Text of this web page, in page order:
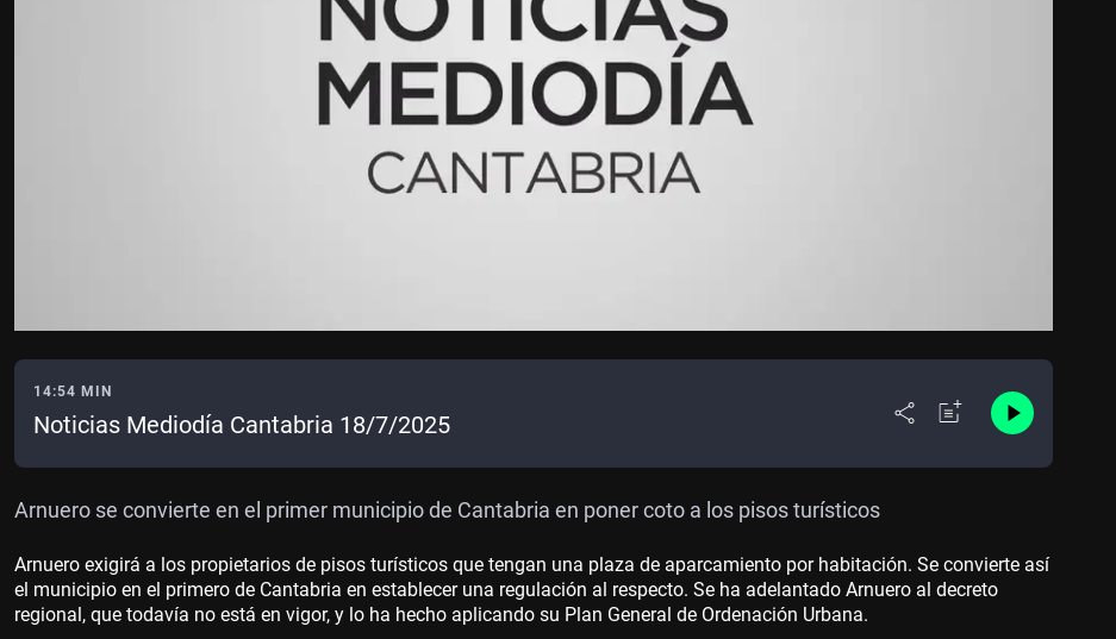
14:54 MIN
Noticias Mediodía Cantabria 18/7/2025
Arnuero se convierte en el primer municipio de Cantabria en poner coto a los pisos turísticos
Arnuero exigirá a los propietarios de pisos turísticos que tengan una plaza de aparcamiento por habitación. Se convierte así
el municipio en el primero de Cantabria en establecer una regulación al respecto. Se ha adelantado Arnuero al decreto
regional, que todavía no está en vigor, y lo ha hecho aplicando su Plan General de Ordenación Urbana.